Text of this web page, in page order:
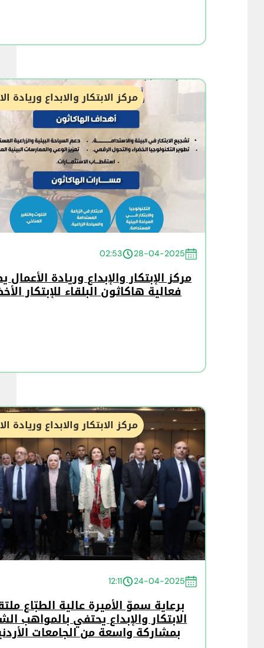
مركز الابتكار والابداع وريادة
28-04-2025
02:53
مركز الإبتكار والإبداع وريادة
فعالية هاكاثون البلقاء للإبتكار
مركز الابتكار والابداع وريادة
24-04-2025
12:11
برعاية سموّ الأميرة عالية الطبّاع
الابتكار والإبداع يحتفي بالمواهب
بمشاركة واسعة من الجامعات